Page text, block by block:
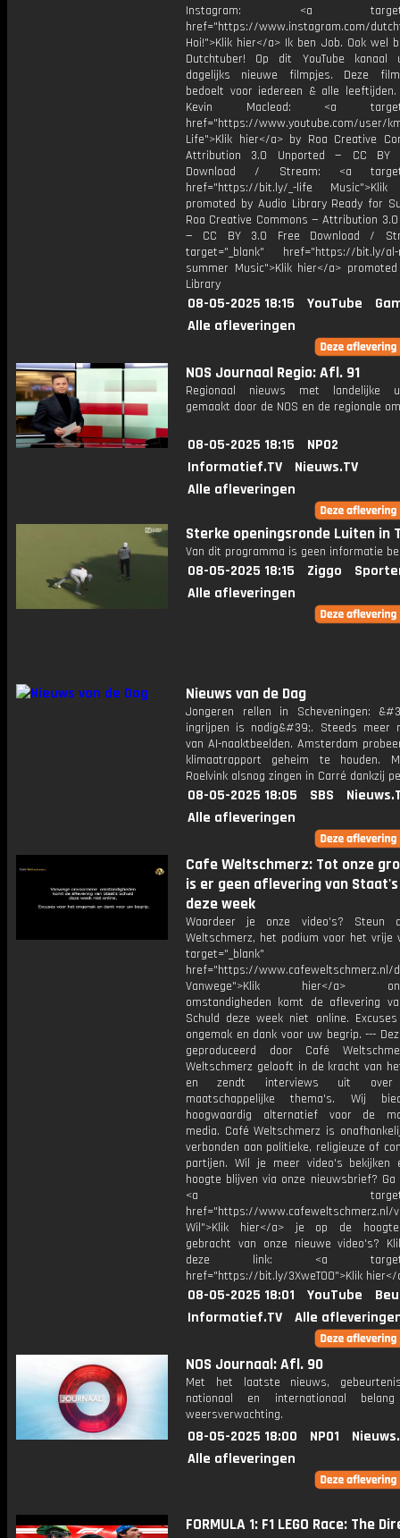
Instagram: <a
href="https://www.instagram.com/
Hoi!">Klik hier</a> Ik ben Job. Ook wel
Dutchtuber! Op dit YouTube kanaal
dagelijks nieuwe filmpjes. Deze
bedoelt voor iedereen & alle
Kevin Macleod: <a
href="https://www.youtube.com/user/
Life">Klik hier</a> by Roa Creative
Attribution 3.0 Unported — CC BY
Download / Stream: <a
href="https://bit.ly/_-life Music">Klik
promoted by Audio Library Ready for
Roa Creative Commons — Attribution
— CC BY 3.0 Free Download /
target="_blank" href="https://bit.ly/al-
summer Music">Klik hier</a>
Library
08-05-2025 18:15 YouTube
Alle afleveringen
NOS Journaal Regio: Afl. 91
Regionaal nieuws met landelijke
gemaakt door de NOS en de regionale
08-05-2025 18:15
NPO2
Informatief.TV
Nieuws.TV
Alle afleveringen
Sterke openingsronde Luiten in
Van dit programma is geen informatie
08-05-2025 18:15 Ziggo
Alle afleveringen
Nieuws van de Dag
Jongeren rellen in Scheveningen:
ingrijpen is nodig&#39;. Steeds meer
van AI-naaktbeelden. Amsterdam
klimaatrapport geheim te houden.
Roelvink alsnog zingen in Carré dankzij
08-05-2025 18:05 SBS
Alle afleveringen
Cafe Weltschmerz: Tot onze
is er geen aflevering van
deze week
Waardeer je onze video's? Steun
Weltschmerz, het podium voor het vrije
target="_blank"
href="https://www.cafeweltschmerz.nl/
Vanwege">Klik hier</a>
omstandigheden komt de aflevering
Schuld deze week niet online.
ongemak en dank voor uw begrip. ---
geproduceerd door Café
Weltschmerz gelooft in de kracht van
en zendt interviews uit over
maatschappelijke thema's. Wij
hoogwaardig alternatief voor de
media. Café Weltschmerz is
verbonden aan politieke, religieuze of
partijen. Wil je meer video's bekijken
hoogte blijven via onze nieuwsbrief? Ga
<a
href="https://www.cafeweltschmerz.nl/
Wil">Klik hier</a> je op de
gebracht van onze nieuwe video's?
deze link: <a
href="https://bit.ly/3XweTO0">Klik hier</
08-05-2025 18:01 YouTube
Informatief.TV
Alle
NOS Journaal: Afl. 90
Met het laatste nieuws,
nationaal en internationaal
weersverwachting.
08-05-2025 18:00 NPO1
Alle afleveringen
FORMULA 1: F1 LEGO Race: The